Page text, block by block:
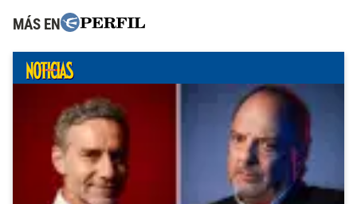
MÁS EN